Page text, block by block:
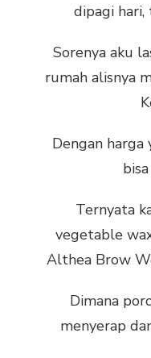
dipagi
Sorenya aku
rumah alisnya
Dengan
Ternyata
vegetable
Althea Brow
Dimana
menyerap